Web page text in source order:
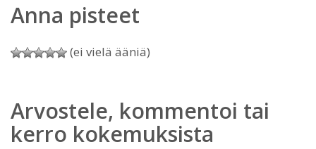
Anna pisteet
(ei vielä ääniä)
Arvostele, kommentoi tai
kerro kokemuksista